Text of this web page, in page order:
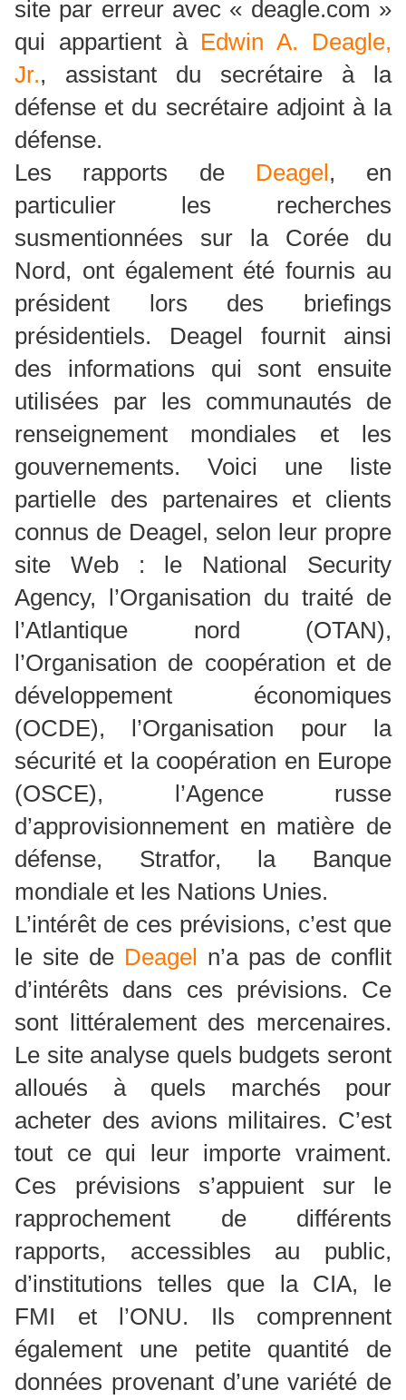
site par erreur avec « deagle.com »
qui appartient à Edwin A. Deagle,
Jr., assistant du secrétaire à la
défense et du secrétaire adjoint à la
défense.
Les rapports de Deagel, en
particulier les recherches
susmentionnées sur la Corée du
Nord, ont également été fournis au
président lors des briefings
présidentiels. Deagel fournit ainsi
des informations qui sont ensuite
utilisées par les communautés de
renseignement mondiales et les
gouvernements. Voici une liste
partielle des partenaires et clients
connus de Deagel, selon leur propre
site Web : le National Security
Agency, l’Organisation du traité de
l’Atlantique nord (OTAN),
l’Organisation de coopération et de
développement économiques
(OCDE), l’Organisation pour la
sécurité et la coopération en Europe
(OSCE), l’Agence russe
d’approvisionnement en matière de
défense, Stratfor, la Banque
mondiale et les Nations Unies.
L’intérêt de ces prévisions, c’est que
le site de Deagel n’a pas de conflit
d’intérêts dans ces prévisions. Ce
sont littéralement des mercenaires.
Le site analyse quels budgets seront
alloués à quels marchés pour
acheter des avions militaires. C’est
tout ce qui leur importe vraiment.
Ces prévisions s’appuient sur le
rapprochement de différents
rapports, accessibles au public,
d’institutions telles que la CIA, le
FMI et l’ONU. Ils comprennent
également une petite quantité de
données provenant d’une variété de